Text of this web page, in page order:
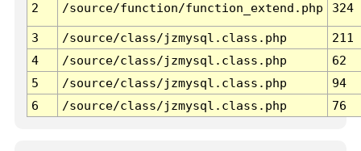
2 /source/function/function_extend.php 324
3 /source/class/jzmysql.class.php
211
4
/source/class/jzmysql.class.php
62
5
/source/class/jzmysql.class.php
94
6
/source/class/jzmysql.class.php 76